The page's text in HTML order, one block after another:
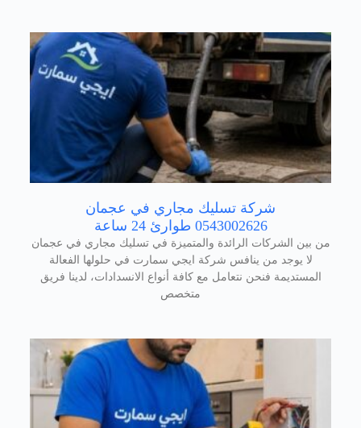
شركة تسليك مجاري في عجمان
0543002626 طوارئ 24 ساعة
من بين الشركات الرائدة والمتميزة في تسليك مجاري في عجمان
لا يوجد من ينافس شركة ايجي سمارت في حلولها الفعالة
المستديمة فنحن نتعامل مع كافة أنواع الانسدادات، لدينا فريق
متخصص